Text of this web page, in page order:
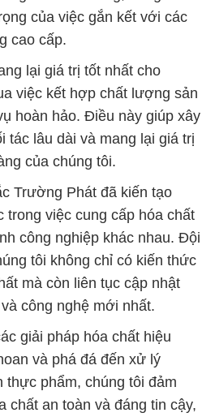
của việc gắn kết với các
cao cấp.
lại giá trị tốt nhất cho
việc kết hợp chất lượng sản
hoàn hảo. Điều này giúp xây
tác lâu dài và mang lại giá trị
của chúng tôi.
Trường Phát đã kiến tạo
trong việc cung cấp hóa chất
công nghiệp khác nhau. Đội
tôi không chỉ có kiến thức
mà còn liên tục cập nhật
công nghệ mới nhất.
giải pháp hóa chất hiệu
và phá đá đến xử lý
phẩm, chúng tôi đảm
chất an toàn và đáng tin cậy,